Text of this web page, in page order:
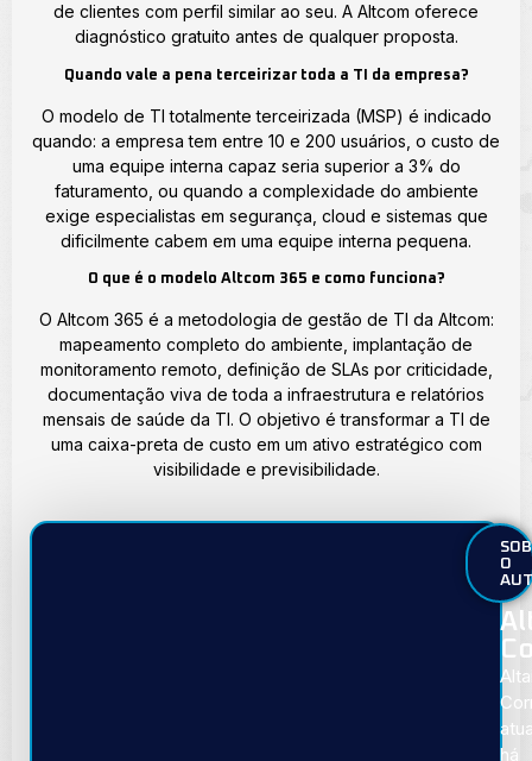
de clientes com perfil similar ao seu. A Altcom oferece
diagnóstico gratuito antes de qualquer proposta.
Quando vale a pena terceirizar toda a TI da empresa?
O modelo de TI totalmente terceirizada (MSP) é indicado
quando: a empresa tem entre 10 e 200 usuários, o custo de
uma equipe interna capaz seria superior a 3% do
faturamento, ou quando a complexidade do ambiente
exige especialistas em segurança, cloud e sistemas que
dificilmente cabem em uma equipe interna pequena.
O que é o modelo Altcom 365 e como funciona?
O Altcom 365 é a metodologia de gestão de TI da Altcom:
mapeamento completo do ambiente, implantação de
monitoramento remoto, definição de SLAs por criticidade,
documentação viva de toda a infraestrutura e relatórios
mensais de saúde da TI. O objetivo é transformar a TI de
uma caixa-preta de custo em um ativo estratégico com
visibilidade e previsibilidade.
O
há